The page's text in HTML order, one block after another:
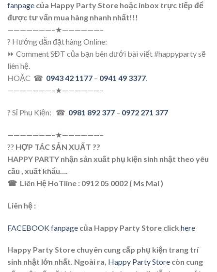
fanpage của Happy Party Store hoặc inbox trực tiếp để
được tư vấn mua hàng nhanh nhất!!!
———————–★——————–
? Hướng dẫn đặt hàng Online:
⏩ Comment SĐT của bạn bên dưới bài viết #happyparty sẽ
liên hệ.
HOẶC ☎ 0943 42 1177 – 0941 49 3377.
———————–★——————–
? Sỉ Phụ Kiện: ☎ 0981 892 377 – 0972 271 377
———————–★——————–
?? HỢP TÁC SẢN XUẤT ??
HAPPY PARTY nhận sản xuất phụ kiện sinh nhật theo yêu
cầu , xuất khẩu….
☎ Liên Hệ HoTline : 0912 05 0002 ( Ms Mai )
Liên hệ :
FACEBOOK fanpage của Happy Party Store click here
Happy Party Store chuyên cung cấp phụ kiện trang trí
sinh nhật lớn nhất. Ngoài ra, Happy Party Store còn cung